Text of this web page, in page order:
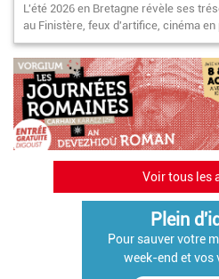
L'été 2026 en Bretagne révèle ses
au Finistère, feux d'artifice, cinéma
Voir tous les
Plein
Pour sauver votre
week-end et vos